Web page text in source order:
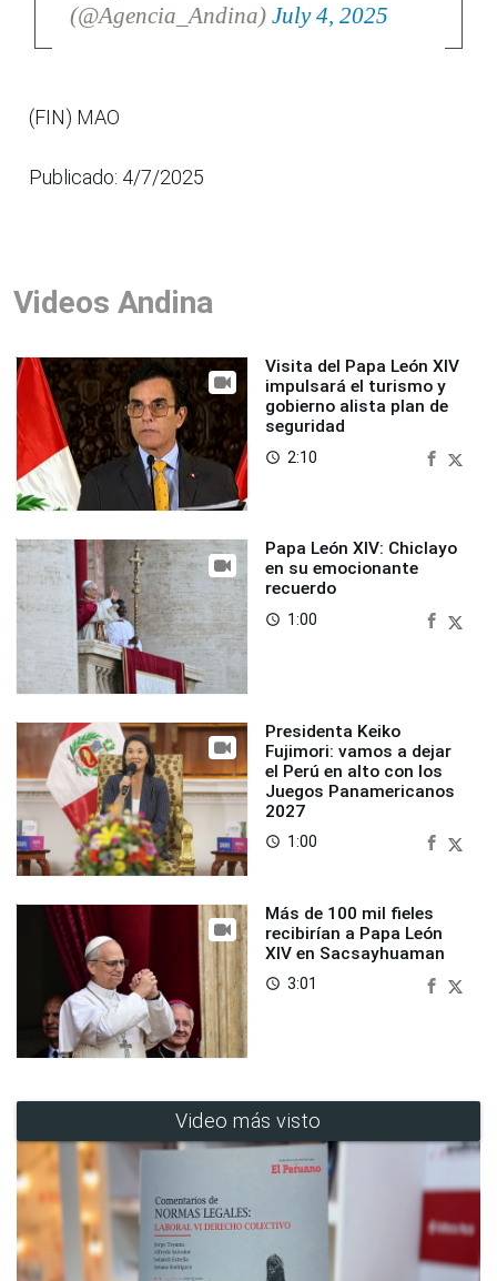
(@Agencia_Andina) July 4, 2025
(FIN) MAO
Publicado: 4/7/2025
Videos Andina
Visita del Papa León XIV
impulsará el turismo y
gobierno alista plan de
seguridad
access_time 2:10
Papa León XIV: Chiclayo
en su emocionante
recuerdo
access_time 1:00
Presidenta Keiko
Fujimori: vamos a dejar
el Perú en alto con los
Juegos Panamericanos
2027
access_time 1:00
Más de 100 mil fieles
recibirían a Papa León
XIV en Sacsayhuaman
access_time 3:01
Video más visto